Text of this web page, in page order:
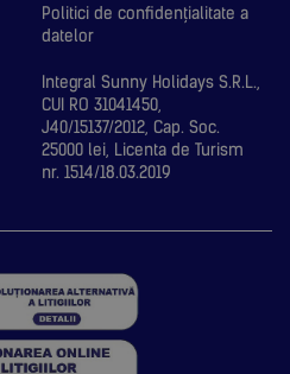
Politici de confidențialitate a
datelor
Integral Sunny Holidays S.R.L.,
CUI RO 31041450,
J40/15137/2012, Cap. Soc.
25000 lei, Licenta de Turism
nr. 1514/18.03.2019